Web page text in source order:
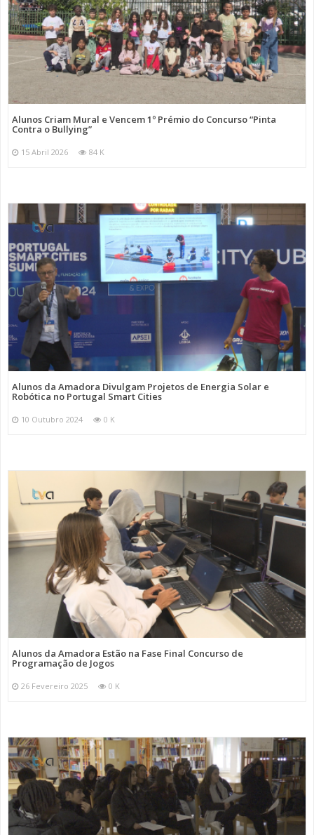
Alunos Criam Mural e Vencem 1º Prémio do Concurso “Pinta
Contra o Bullying”
15 Abril 2026 84 K
Alunos da Amadora Divulgam Projetos de Energia Solar e
Robótica no Portugal Smart Cities
10 Outubro 2024 0 K
Alunos da Amadora Estão na Fase Final Concurso de
Programação de Jogos
26 Fevereiro 2025 0 K